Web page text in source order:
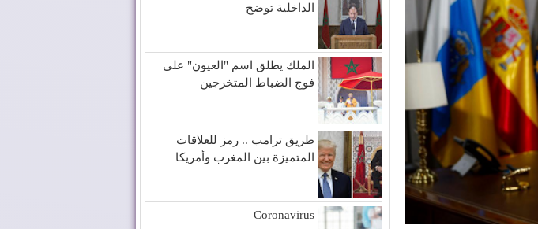
الداخلية توضح
الملك يطلق اسم "العيون" على
فوج الضباط المتخرجين
طريق ترامب .. رمز للعلاقات
المتميزة بين المغرب وأمريكا
Coronavirus